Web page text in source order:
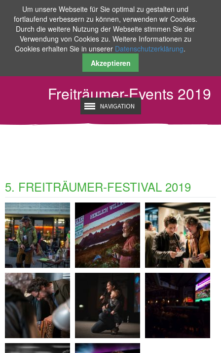
NAVIGATION
Freiträumer-Events 2019
5. FREITRÄUMER-FESTIVAL 2019
Um unsere Webseite für Sie optimal zu gestalten und
fortlaufend verbessern zu können, verwenden wir Cookies.
Durch die weitere Nutzung der Webseite stimmen Sie der
Verwendung von Cookies zu. Weitere Informationen zu
Cookies erhalten Sie in unserer Datenschutzerklärung.
Akzeptieren